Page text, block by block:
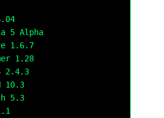
5 Alpha
1.6.7
1.28
2.4.3
10.3
5.3